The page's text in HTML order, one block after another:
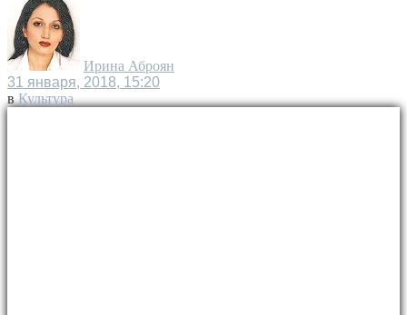
Ирина Аброян
31 января, 2018, 15:20
в Культура